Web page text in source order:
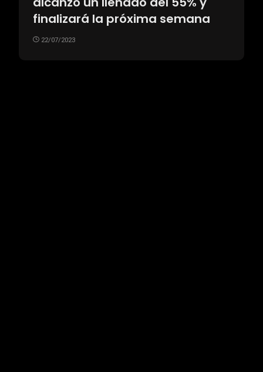
finalizará la próxima semana
22/07/2023